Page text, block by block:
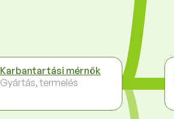
Karbantartási mérnök
Gyártás, termelés